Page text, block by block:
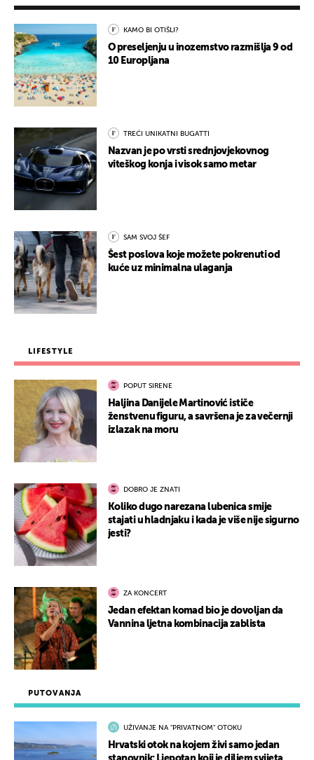
PUTOVANJA
UŽIVANJE NA "PRIVATNOM" OTOKU
Hrvatski otok na kojem živi samo jedan
KAMO BI OTIŠLI?
O preseljenju u inozemstvo razmišlja 9 od
10 Europljana
TREĆI UNIKATNI BUGATTI
Nazvan je po vrsti srednjovjekovnog
viteškog konja i visok samo metar
SAM SVOJ ŠEF
Šest poslova koje možete pokrenuti od
kuće uz minimalna ulaganja
LIFESTYLE
POPUT SIRENE
Haljina Danijele Martinović ističe
ženstvenu figuru, a savršena je za večernji
izlazak na moru
DOBRO JE ZNATI
Koliko dugo narezana lubenica smije
stajati u hladnjaku i kada je više nije sigurno
jesti?
ZA KONCERT
Jedan efektan komad bio je dovoljan da
Vannina ljetna kombinacija zablista